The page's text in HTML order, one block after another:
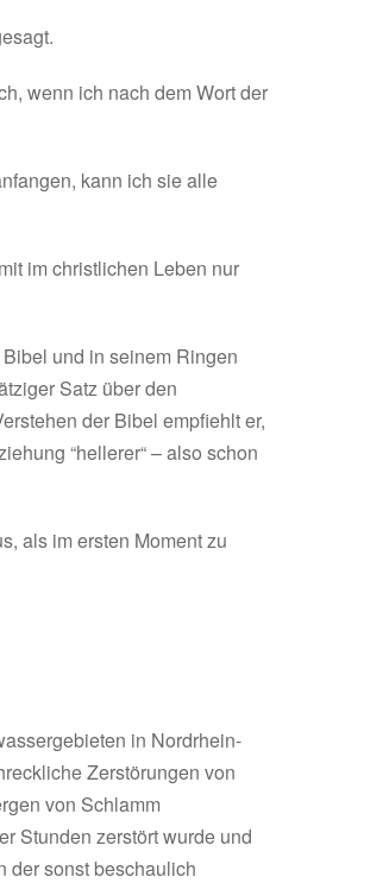
wenn ich nach dem Wort der
kann ich sie alle
im christlichen Leben nur
und in seinem Ringen
Satz über den
der Bibel empfiehlt er,
“hellerer“ – also schon
als im ersten Moment zu
in Nordrhein-
Zerstörungen von
von Schlamm
Stunden zerstört wurde und
der sonst beschaulich